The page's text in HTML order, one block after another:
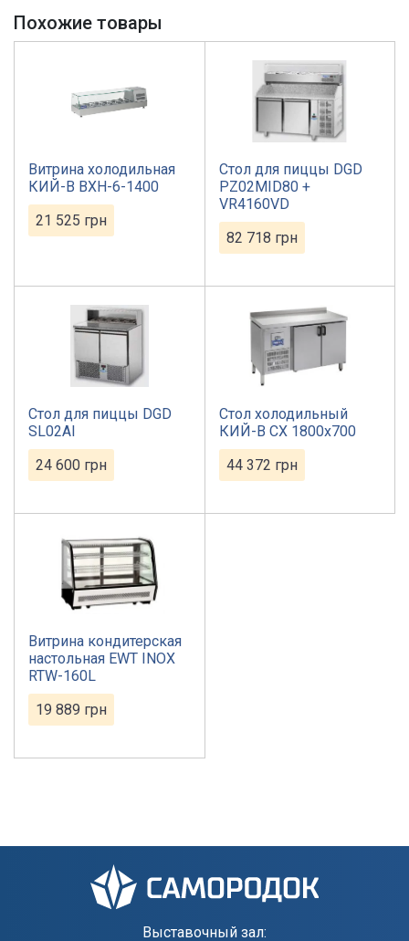
Похожие товары
Витрина холодильная
КИЙ-В ВХН-6-1400
21 525 грн
Стол для пиццы DGD
PZ02MID80 +
VR4160VD
82 718 грн
Стол для пиццы DGD
SL02AI
24 600 грн
Стол холодильный
КИЙ-В СХ 1800х700
44 372 грн
Витрина кондитерская
настольная EWT INOX
RTW-160L
19 889 грн
Выставочный зал: